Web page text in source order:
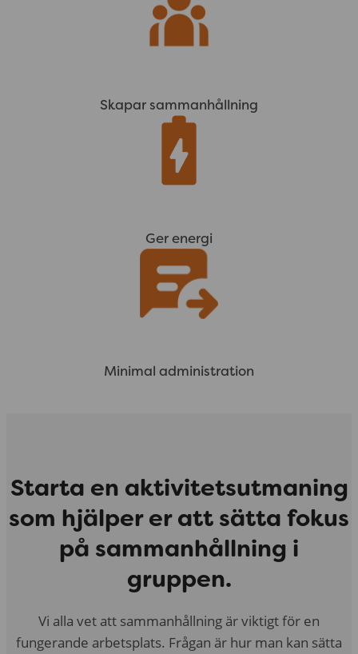
Skapar sammanhållning
Ger energi
Minimal administration
Starta en aktivitetsutmaning
som hjälper er att sätta fokus
på sammanhållning i
gruppen.
Vi alla vet att sammanhållning är viktigt för en
fungerande arbetsplats. Frågan är hur man kan sätta